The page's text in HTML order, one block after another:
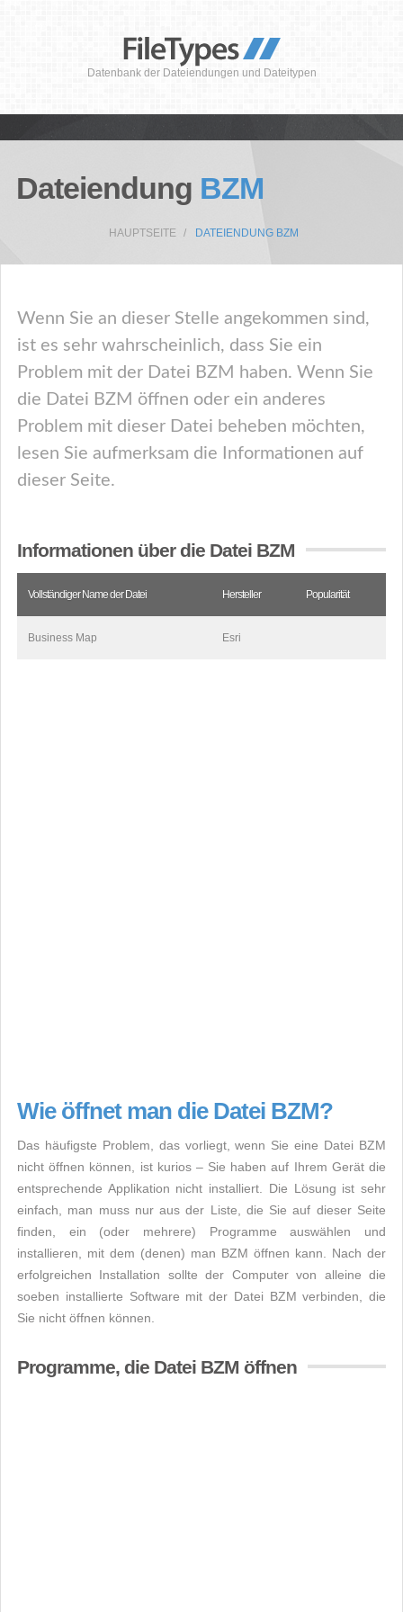
Datenbank der Dateiendungen und Dateitypen
Dateiendung BZM
HAUPTSEITE DATEIENDUNG BZM
Wenn Sie an dieser Stelle angekommen sind,
ist es sehr wahrscheinlich, dass Sie ein
Problem mit der Datei BZM haben. Wenn Sie
die Datei BZM öffnen oder ein anderes
Problem mit dieser Datei beheben möchten,
lesen Sie aufmerksam die Informationen auf
dieser Seite.
Informationen über die Datei BZM
Vollständiger Name der Datei Hersteller Popularität
Business Map Esri
Wie öffnet man die Datei BZM?
Das häufigste Problem, das vorliegt, wenn Sie eine Datei BZM
nicht öffnen können, ist kurios – Sie haben auf Ihrem Gerät die
entsprechende Applikation nicht installiert. Die Lösung ist sehr
einfach, man muss nur aus der Liste, die Sie auf dieser Seite
finden, ein (oder mehrere) Programme auswählen und
installieren, mit dem (denen) man BZM öffnen kann. Nach der
erfolgreichen Installation sollte der Computer von alleine die
soeben installierte Software mit der Datei BZM verbinden, die
Sie nicht öffnen können.
Programme, die Datei BZM öffnen